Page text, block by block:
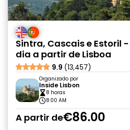
Sintra, Cascais e Estoril
dia a partir de Lisboa
9.9 (13,457)
Organizado por
Inside Lisbon
8 horas
8:00 AM
A partir de€86.00